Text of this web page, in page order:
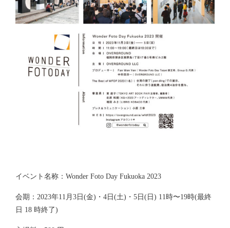
イベント名称：Wonder Foto Day Fukuoka 2023
会期：2023年11月3日(金)・4日(土)・5日(日) 11時〜19時(最終
日 18 時終了)